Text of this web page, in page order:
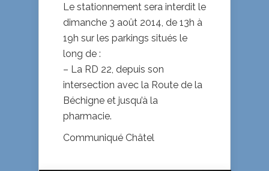
Le stationnement sera interdit le
dimanche 3 août 2014, de 13h à
19h sur les parkings situés le
long de :
– La RD 22, depuis son
intersection avec la Route de la
Béchigne et jusqu’à la
pharmacie.
Communiqué Châtel